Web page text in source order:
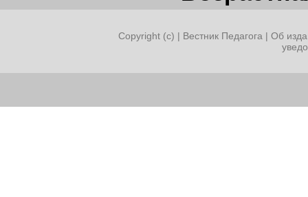
Copyright (c) | Вестник Педагога | Об